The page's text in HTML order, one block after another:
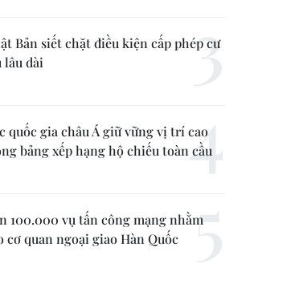
Bản siết chặt điều kiện cấp phép cư
lâu dài
quốc gia châu Á giữ vững vị trí cao
bảng xếp hạng hộ chiếu toàn cầu
100.000 vụ tấn công mạng nhằm
cơ quan ngoại giao Hàn Quốc